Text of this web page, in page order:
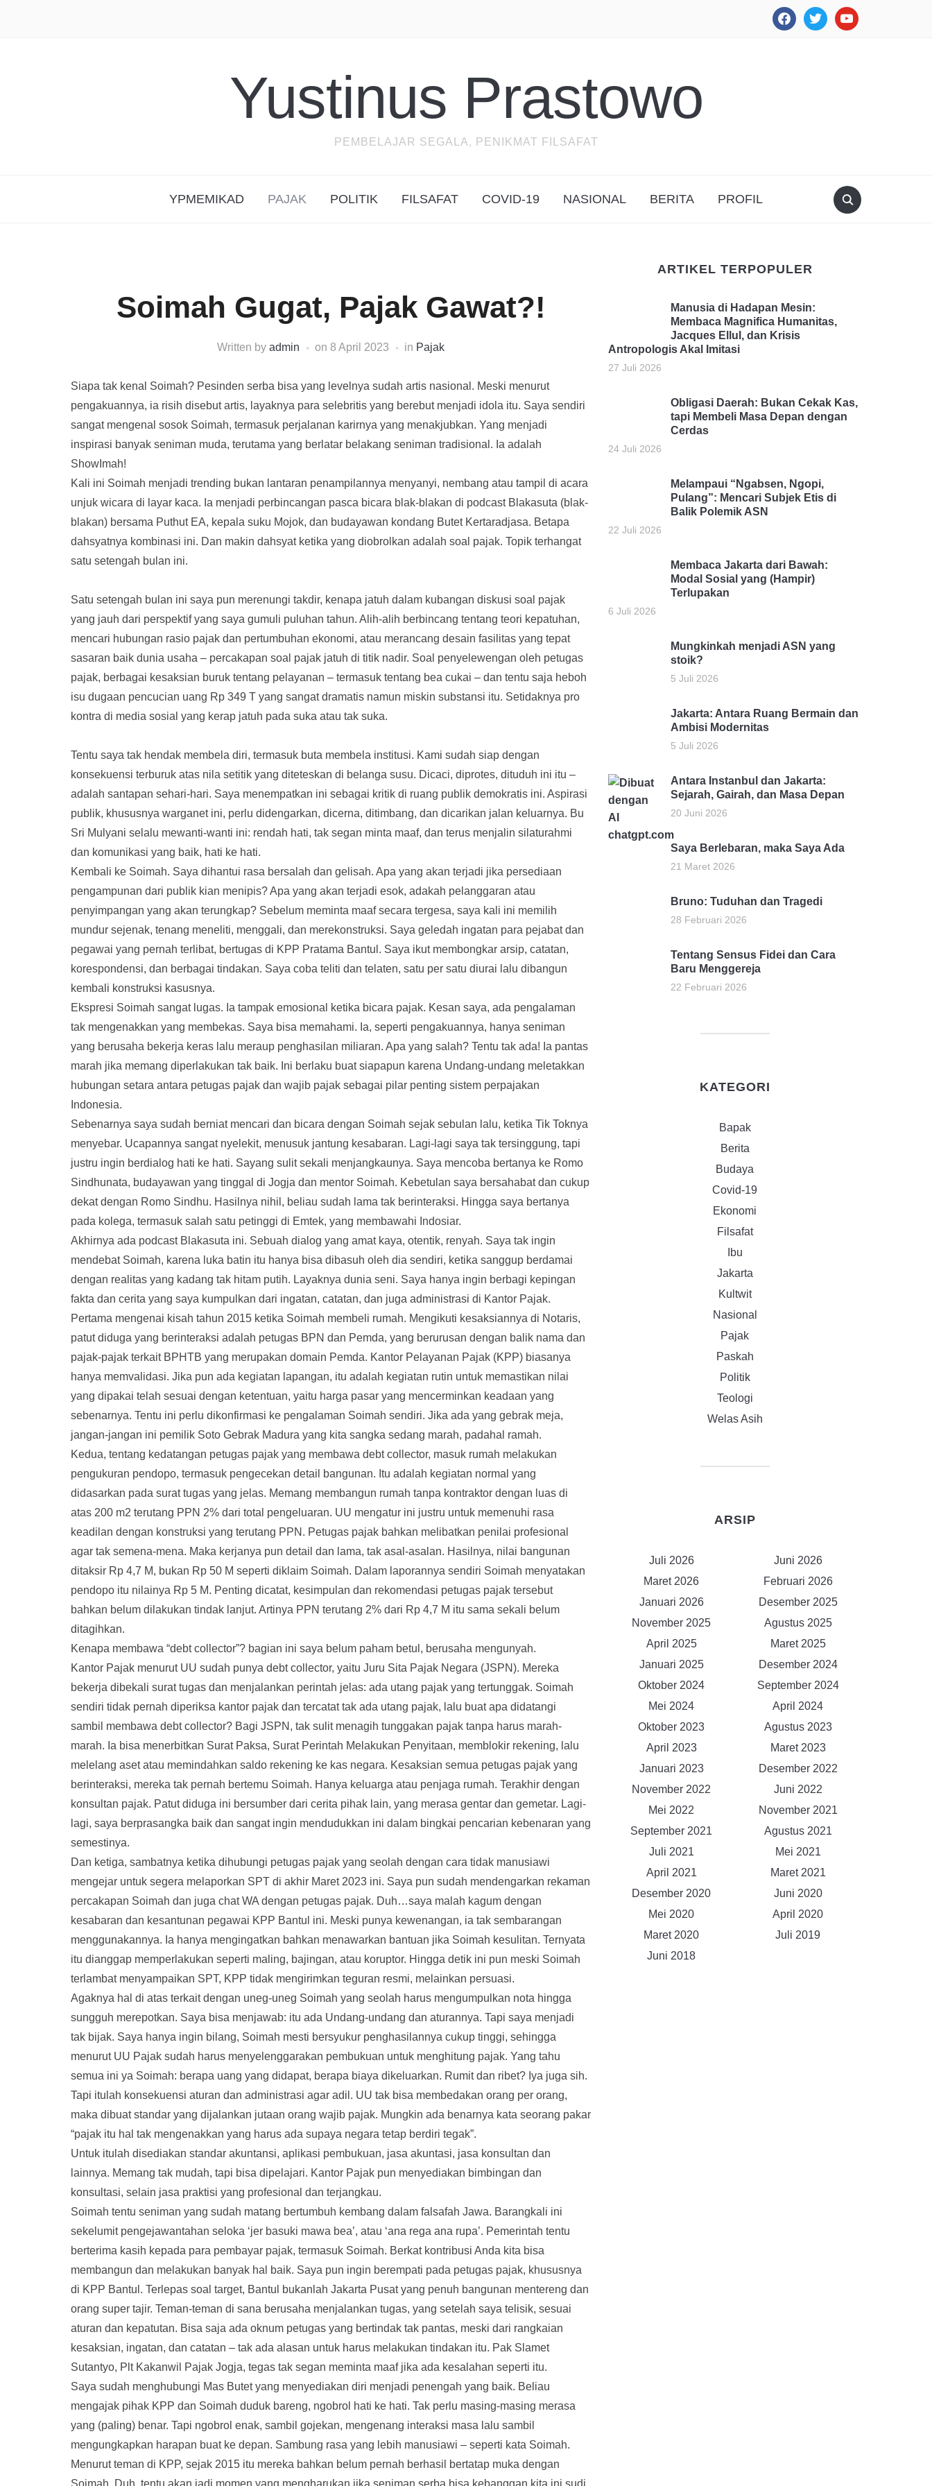
facebooktwitter youtube
Yustinus Prastowo
PEMBELAJAR SEGALA, PENIKMAT FILSAFAT
YPMEMIKAD PAJAK POLITIK FILSAFAT COVID-19 NASIONAL BERITA PROFIL
Soimah Gugat, Pajak Gawat?!
Written by admin on 8 April 2023 in Pajak
Siapa tak kenal Soimah? Pesinden serba bisa yang levelnya sudah artis nasional. Meski menurut
pengakuannya, ia risih disebut artis, layaknya para selebritis yang berebut menjadi idola itu. Saya sendiri
sangat mengenal sosok Soimah, termasuk perjalanan karirnya yang menakjubkan. Yang menjadi
inspirasi banyak seniman muda, terutama yang berlatar belakang seniman tradisional. Ia adalah
ShowImah!
Kali ini Soimah menjadi trending bukan lantaran penampilannya menyanyi, nembang atau tampil di acara
unjuk wicara di layar kaca. Ia menjadi perbincangan pasca bicara blak-blakan di podcast Blakasuta (blak-
blakan) bersama Puthut EA, kepala suku Mojok, dan budayawan kondang Butet Kertaradjasa. Betapa
dahsyatnya kombinasi ini. Dan makin dahsyat ketika yang diobrolkan adalah soal pajak. Topik terhangat
satu setengah bulan ini.
Satu setengah bulan ini saya pun merenungi takdir, kenapa jatuh dalam kubangan diskusi soal pajak
yang jauh dari perspektif yang saya gumuli puluhan tahun. Alih-alih berbincang tentang teori kepatuhan,
mencari hubungan rasio pajak dan pertumbuhan ekonomi, atau merancang desain fasilitas yang tepat
sasaran baik dunia usaha – percakapan soal pajak jatuh di titik nadir. Soal penyelewengan oleh petugas
pajak, berbagai kesaksian buruk tentang pelayanan – termasuk tentang bea cukai – dan tentu saja heboh
isu dugaan pencucian uang Rp 349 T yang sangat dramatis namun miskin substansi itu. Setidaknya pro
kontra di media sosial yang kerap jatuh pada suka atau tak suka.
Tentu saya tak hendak membela diri, termasuk buta membela institusi. Kami sudah siap dengan
konsekuensi terburuk atas nila setitik yang diteteskan di belanga susu. Dicaci, diprotes, dituduh ini itu –
adalah santapan sehari-hari. Saya menempatkan ini sebagai kritik di ruang publik demokratis ini. Aspirasi
publik, khususnya warganet ini, perlu didengarkan, dicerna, ditimbang, dan dicarikan jalan keluarnya. Bu
Sri Mulyani selalu mewanti-wanti ini: rendah hati, tak segan minta maaf, dan terus menjalin silaturahmi
dan komunikasi yang baik, hati ke hati.
Kembali ke Soimah. Saya dihantui rasa bersalah dan gelisah. Apa yang akan terjadi jika persediaan
pengampunan dari publik kian menipis? Apa yang akan terjadi esok, adakah pelanggaran atau
penyimpangan yang akan terungkap? Sebelum meminta maaf secara tergesa, saya kali ini memilih
mundur sejenak, tenang meneliti, menggali, dan merekonstruksi. Saya geledah ingatan para pejabat dan
pegawai yang pernah terlibat, bertugas di KPP Pratama Bantul. Saya ikut membongkar arsip, catatan,
korespondensi, dan berbagai tindakan. Saya coba teliti dan telaten, satu per satu diurai lalu dibangun
kembali konstruksi kasusnya.
Ekspresi Soimah sangat lugas. Ia tampak emosional ketika bicara pajak. Kesan saya, ada pengalaman
tak mengenakkan yang membekas. Saya bisa memahami. Ia, seperti pengakuannya, hanya seniman
yang berusaha bekerja keras lalu meraup penghasilan miliaran. Apa yang salah? Tentu tak ada! Ia pantas
marah jika memang diperlakukan tak baik. Ini berlaku buat siapapun karena Undang-undang meletakkan
hubungan setara antara petugas pajak dan wajib pajak sebagai pilar penting sistem perpajakan
Indonesia.
Sebenarnya saya sudah berniat mencari dan bicara dengan Soimah sejak sebulan lalu, ketika Tik Toknya
menyebar. Ucapannya sangat nyelekit, menusuk jantung kesabaran. Lagi-lagi saya tak tersinggung, tapi
justru ingin berdialog hati ke hati. Sayang sulit sekali menjangkaunya. Saya mencoba bertanya ke Romo
Sindhunata, budayawan yang tinggal di Jogja dan mentor Soimah. Kebetulan saya bersahabat dan cukup
dekat dengan Romo Sindhu. Hasilnya nihil, beliau sudah lama tak berinteraksi. Hingga saya bertanya
pada kolega, termasuk salah satu petinggi di Emtek, yang membawahi Indosiar.
Akhirnya ada podcast Blakasuta ini. Sebuah dialog yang amat kaya, otentik, renyah. Saya tak ingin
mendebat Soimah, karena luka batin itu hanya bisa dibasuh oleh dia sendiri, ketika sanggup berdamai
dengan realitas yang kadang tak hitam putih. Layaknya dunia seni. Saya hanya ingin berbagi kepingan
fakta dan cerita yang saya kumpulkan dari ingatan, catatan, dan juga administrasi di Kantor Pajak.
Pertama mengenai kisah tahun 2015 ketika Soimah membeli rumah. Mengikuti kesaksiannya di Notaris,
patut diduga yang berinteraksi adalah petugas BPN dan Pemda, yang berurusan dengan balik nama dan
pajak-pajak terkait BPHTB yang merupakan domain Pemda. Kantor Pelayanan Pajak (KPP) biasanya
hanya memvalidasi. Jika pun ada kegiatan lapangan, itu adalah kegiatan rutin untuk memastikan nilai
yang dipakai telah sesuai dengan ketentuan, yaitu harga pasar yang mencerminkan keadaan yang
sebenarnya. Tentu ini perlu dikonfirmasi ke pengalaman Soimah sendiri. Jika ada yang gebrak meja,
jangan-jangan ini pemilik Soto Gebrak Madura yang kita sangka sedang marah, padahal ramah.
Kedua, tentang kedatangan petugas pajak yang membawa debt collector, masuk rumah melakukan
pengukuran pendopo, termasuk pengecekan detail bangunan. Itu adalah kegiatan normal yang
didasarkan pada surat tugas yang jelas. Memang membangun rumah tanpa kontraktor dengan luas di
atas 200 m2 terutang PPN 2% dari total pengeluaran. UU mengatur ini justru untuk memenuhi rasa
keadilan dengan konstruksi yang terutang PPN. Petugas pajak bahkan melibatkan penilai profesional
agar tak semena-mena. Maka kerjanya pun detail dan lama, tak asal-asalan. Hasilnya, nilai bangunan
ditaksir Rp 4,7 M, bukan Rp 50 M seperti diklaim Soimah. Dalam laporannya sendiri Soimah menyatakan
pendopo itu nilainya Rp 5 M. Penting dicatat, kesimpulan dan rekomendasi petugas pajak tersebut
bahkan belum dilakukan tindak lanjut. Artinya PPN terutang 2% dari Rp 4,7 M itu sama sekali belum
ditagihkan.
Kenapa membawa “debt collector”? bagian ini saya belum paham betul, berusaha mengunyah.
Kantor Pajak menurut UU sudah punya debt collector, yaitu Juru Sita Pajak Negara (JSPN). Mereka
bekerja dibekali surat tugas dan menjalankan perintah jelas: ada utang pajak yang tertunggak. Soimah
sendiri tidak pernah diperiksa kantor pajak dan tercatat tak ada utang pajak, lalu buat apa didatangi
sambil membawa debt collector? Bagi JSPN, tak sulit menagih tunggakan pajak tanpa harus marah-
marah. Ia bisa menerbitkan Surat Paksa, Surat Perintah Melakukan Penyitaan, memblokir rekening, lalu
melelang aset atau memindahkan saldo rekening ke kas negara. Kesaksian semua petugas pajak yang
berinteraksi, mereka tak pernah bertemu Soimah. Hanya keluarga atau penjaga rumah. Terakhir dengan
konsultan pajak. Patut diduga ini bersumber dari cerita pihak lain, yang merasa gentar dan gemetar. Lagi-
lagi, saya berprasangka baik dan sangat ingin mendudukkan ini dalam bingkai pencarian kebenaran yang
semestinya.
Dan ketiga, sambatnya ketika dihubungi petugas pajak yang seolah dengan cara tidak manusiawi
mengejar untuk segera melaporkan SPT di akhir Maret 2023 ini. Saya pun sudah mendengarkan rekaman
percakapan Soimah dan juga chat WA dengan petugas pajak. Duh…saya malah kagum dengan
kesabaran dan kesantunan pegawai KPP Bantul ini. Meski punya kewenangan, ia tak sembarangan
menggunakannya. Ia hanya mengingatkan bahkan menawarkan bantuan jika Soimah kesulitan. Ternyata
itu dianggap memperlakukan seperti maling, bajingan, atau koruptor. Hingga detik ini pun meski Soimah
terlambat menyampaikan SPT, KPP tidak mengirimkan teguran resmi, melainkan persuasi.
Agaknya hal di atas terkait dengan uneg-uneg Soimah yang seolah harus mengumpulkan nota hingga
sungguh merepotkan. Saya bisa menjawab: itu ada Undang-undang dan aturannya. Tapi saya menjadi
tak bijak. Saya hanya ingin bilang, Soimah mesti bersyukur penghasilannya cukup tinggi, sehingga
menurut UU Pajak sudah harus menyelenggarakan pembukuan untuk menghitung pajak. Yang tahu
semua ini ya Soimah: berapa uang yang didapat, berapa biaya dikeluarkan. Rumit dan ribet? Iya juga sih.
Tapi itulah konsekuensi aturan dan administrasi agar adil. UU tak bisa membedakan orang per orang,
maka dibuat standar yang dijalankan jutaan orang wajib pajak. Mungkin ada benarnya kata seorang pakar
“pajak itu hal tak mengenakkan yang harus ada supaya negara tetap berdiri tegak”.
Untuk itulah disediakan standar akuntansi, aplikasi pembukuan, jasa akuntasi, jasa konsultan dan
lainnya. Memang tak mudah, tapi bisa dipelajari. Kantor Pajak pun menyediakan bimbingan dan
konsultasi, selain jasa praktisi yang profesional dan terjangkau.
Soimah tentu seniman yang sudah matang bertumbuh kembang dalam falsafah Jawa. Barangkali ini
sekelumit pengejawantahan seloka ‘jer basuki mawa bea’, atau ‘ana rega ana rupa’. Pemerintah tentu
berterima kasih kepada para pembayar pajak, termasuk Soimah. Berkat kontribusi Anda kita bisa
membangun dan melakukan banyak hal baik. Saya pun ingin berempati pada petugas pajak, khususnya
di KPP Bantul. Terlepas soal target, Bantul bukanlah Jakarta Pusat yang penuh bangunan mentereng dan
orang super tajir. Teman-teman di sana berusaha menjalankan tugas, yang setelah saya telisik, sesuai
aturan dan kepatutan. Bisa saja ada oknum petugas yang bertindak tak pantas, meski dari rangkaian
kesaksian, ingatan, dan catatan – tak ada alasan untuk harus melakukan tindakan itu. Pak Slamet
Sutantyo, Plt Kakanwil Pajak Jogja, tegas tak segan meminta maaf jika ada kesalahan seperti itu.
Saya sudah menghubungi Mas Butet yang menyediakan diri menjadi penengah yang baik. Beliau
mengajak pihak KPP dan Soimah duduk bareng, ngobrol hati ke hati. Tak perlu masing-masing merasa
yang (paling) benar. Tapi ngobrol enak, sambil gojekan, mengenang interaksi masa lalu sambil
mengungkapkan harapan buat ke depan. Sambung rasa yang lebih manusiawi – seperti kata Soimah.
Menurut teman di KPP, sejak 2015 itu mereka bahkan belum pernah berhasil bertatap muka dengan
Soimah. Duh, tentu akan jadi momen yang mengharukan jika seniman serba bisa kebanggan kita ini sudi
ARTIKEL TERPOPULER
Manusia di Hadapan Mesin:
Membaca Magnifica Humanitas,
Jacques Ellul, dan Krisis
Antropologis Akal Imitasi
27 Juli 2026
Obligasi Daerah: Bukan Cekak Kas,
tapi Membeli Masa Depan dengan
Cerdas
24 Juli 2026
Melampaui “Ngabsen, Ngopi,
Pulang”: Mencari Subjek Etis di
Balik Polemik ASN
22 Juli 2026
Membaca Jakarta dari Bawah:
Modal Sosial yang (Hampir)
Terlupakan
6 Juli 2026
Mungkinkah menjadi ASN yang
stoik?
5 Juli 2026
Jakarta: Antara Ruang Bermain dan
Ambisi Modernitas
5 Juli 2026
Antara Instanbul dan Jakarta:
Sejarah, Gairah, dan Masa Depan
20 Juni 2026
Saya Berlebaran, maka Saya Ada
21 Maret 2026
Bruno: Tuduhan dan Tragedi
28 Februari 2026
Tentang Sensus Fidei dan Cara
Baru Menggereja
22 Februari 2026
KATEGORI
Bapak
Berita
Budaya
Covid-19
Ekonomi
Filsafat
Ibu
Jakarta
Kultwit
Nasional
Pajak
Paskah
Politik
Teologi
Welas Asih
ARSIP
Juli 2026
Juni 2026
Maret 2026
Februari 2026
Januari 2026
Desember 2025
November 2025
Agustus 2025
April 2025
Maret 2025
Januari 2025
Desember 2024
Oktober 2024
September 2024
Mei 2024
April 2024
Oktober 2023
Agustus 2023
April 2023
Maret 2023
Januari 2023
Desember 2022
November 2022
Juni 2022
Mei 2022
November 2021
September 2021
Agustus 2021
Juli 2021
Mei 2021
April 2021
Maret 2021
Desember 2020
Juni 2020
Mei 2020
April 2020
Maret 2020
Juli 2019
Juni 2018